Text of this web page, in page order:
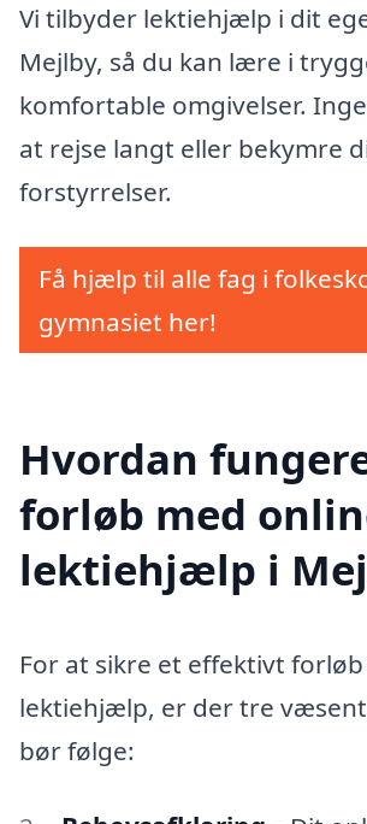
Vi tilbyder lektiehjælp i dit
Mejlby, så du kan lære i
komfortable omgivelser.
at rejse langt eller bekymre
forstyrrelser.
Få hjælp til alle fag i
gymnasiet her!
Hvordan
forløb med
lektiehjælp i
For at sikre et effektivt
lektiehjælp, er der tre
bør følge: